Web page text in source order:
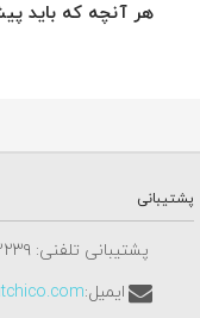
هر آنچه که باید
پشتیبانی
پشتیبانی تلفنی: ٠٩١٢٠٢٠٢٢٣٩
ایمیل: